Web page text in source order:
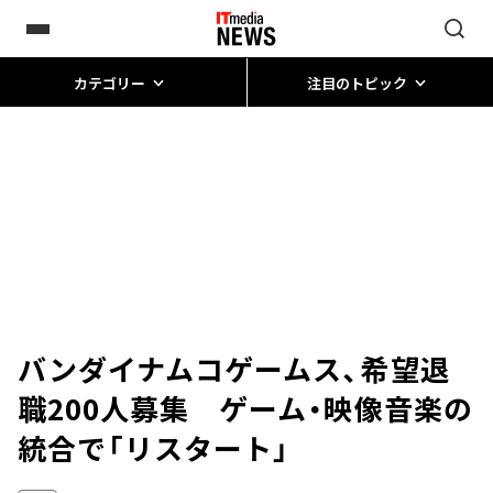
カテゴリー 注目のトピック
バンダイナムコゲームス、希望退
職200人募集 ゲーム・映像音楽の
統合で「リスタート」